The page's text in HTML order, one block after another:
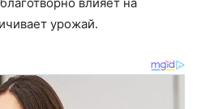
урожай.